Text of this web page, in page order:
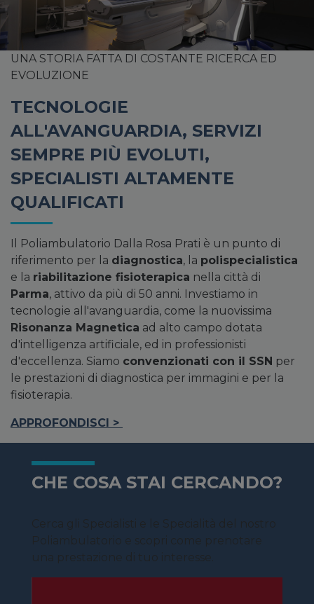
UNA STORIA FATTA DI COSTANTE RICERCA ED
EVOLUZIONE
TECNOLOGIE
ALL'AVANGUARDIA, SERVIZI
SEMPRE PIÙ EVOLUTI,
SPECIALISTI ALTAMENTE
QUALIFICATI
Il Poliambulatorio Dalla Rosa Prati è un punto di
riferimento per la diagnostica, la polispecialistica
e la riabilitazione fisioterapica nella città di
Parma, attivo da più di 50 anni. Investiamo in
tecnologie all'avanguardia, come la nuovissima
Risonanza Magnetica ad alto campo dotata
d'intelligenza artificiale, ed in professionisti
d'eccellenza. Siamo convenzionati con il SSN per
le prestazioni di diagnostica per immagini e per la
fisioterapia.
APPROFONDISCI >
CHE COSA STAI CERCANDO?
Cerca gli Specialisti e le Specialità del nostro
Poliambulatorio e scopri come prenotare
una prestazione di tuo interesse.